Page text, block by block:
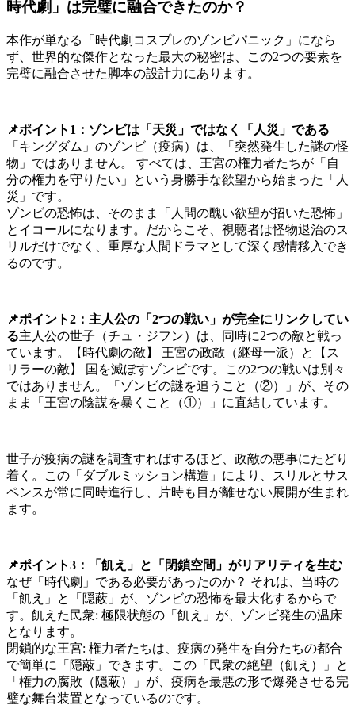
時代劇」は完璧に融合できたのか？
本作が単なる「時代劇コスプレのゾンビパニック」になら
ず、世界的な傑作となった最大の秘密は、この2つの要素を
完璧に融合させた脚本の設計力にあります。
📌ポイント1：ゾンビは「天災」ではなく「人災」である
「キングダム」のゾンビ（疫病）は、「突然発生した謎の怪
物」ではありません。 すべては、王宮の権力者たちが「自
分の権力を守りたい」という身勝手な欲望から始まった「人
災」です。
ゾンビの恐怖は、そのまま「人間の醜い欲望が招いた恐怖」
とイコールになります。だからこそ、視聴者は怪物退治のス
リルだけでなく、重厚な人間ドラマとして深く感情移入でき
るのです。
📌ポイント2：主人公の「2つの戦い」が完全にリンクしてい
る主人公の世子（チュ・ジフン）は、同時に2つの敵と戦っ
ています。【時代劇の敵】 王宮の政敵（継母一派）と【ス
リラーの敵】 国を滅ぼすゾンビです。この2つの戦いは別々
ではありません。「ゾンビの謎を追うこと（②）」が、その
まま「王宮の陰謀を暴くこと（①）」に直結しています。
世子が疫病の謎を調査すればするほど、政敵の悪事にたどり
着く。この「ダブルミッション構造」により、スリルとサス
ペンスが常に同時進行し、片時も目が離せない展開が生まれ
ます。
📌ポイント3：「飢え」と「閉鎖空間」がリアリティを生む
なぜ「時代劇」である必要があったのか？ それは、当時の
「飢え」と「隠蔽」が、ゾンビの恐怖を最大化するからで
す。飢えた民衆: 極限状態の「飢え」が、ゾンビ発生の温床
となります。
閉鎖的な王宮: 権力者たちは、疫病の発生を自分たちの都合
で簡単に「隠蔽」できます。この「民衆の絶望（飢え）」と
「権力の腐敗（隠蔽）」が、疫病を最悪の形で爆発させる完
璧な舞台装置となっているのです。